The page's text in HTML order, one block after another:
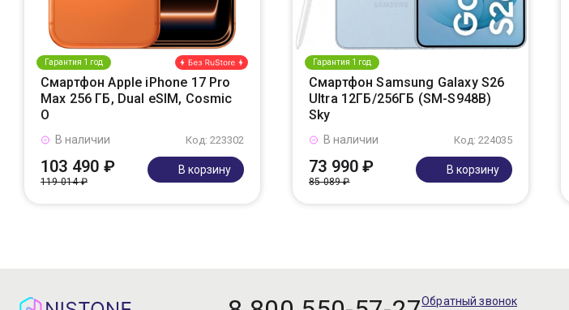
Гарантия 1 год
Смартфон Apple iPhone 17 Pro
Max 256 ГБ, Dual eSIM, Cosmic
O
Код: 223302
В наличии
103 490 ₽
119 014 ₽
В корзину
Гарантия 1 год
Смартфон Samsung Galaxy S26
Ultra 12ГБ/256ГБ (SM-S948B)
Sky
Код: 224035
В наличии
73 990 ₽
85 089 ₽
В корзину
Обратный звонок